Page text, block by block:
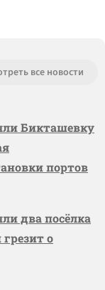
все новости
Бикташевку
портов
два посёлка
о